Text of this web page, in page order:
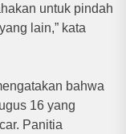
untuk pindah
lain,” kata
bahwa
16 yang
Panitia